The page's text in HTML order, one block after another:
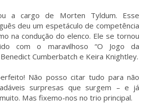
a cargo de Morten Tyldum. Esse
deu um espetáculo de competência
na condução do elenco. Ele se tornou
com o maravilhoso “O Jogo da
Cumberbatch e Keira Knightley.
Não posso citar tudo para não
surpresas que surgem – e já
Mas fixemo-nos no trio principal.